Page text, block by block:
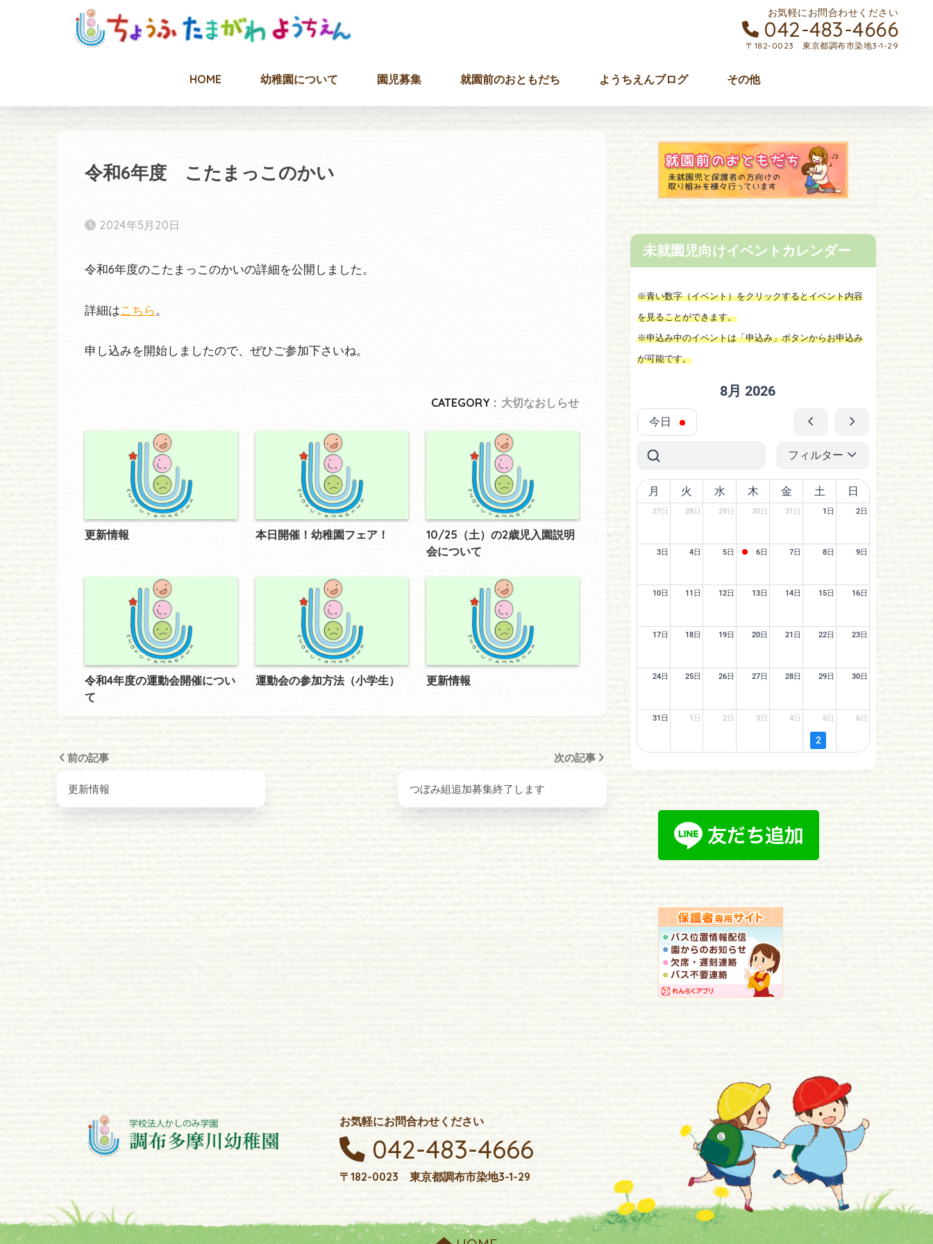
HOME 幼稚園について 園児募集 就園前のおともだち ようちえんブログ その他
お気軽にお問合わせください
042-483-4666
〒182-0023 東京都調布市染地3-1-29
令和6年度 こたまっこのかい
2024年5月20日
令和6年度のこたまっこのかいの詳細を公開しました。
詳細はこちら。
申し込みを開始しましたので、ぜひご参加下さいね。
CATEGORY : 大切なおしらせ
更新情報 本日開催！幼稚園フェア！
10/25（土）の2歳児入園説明
会について
令和4年度の運動会開催につい
て
運動会の参加方法（小学生） 更新情報
前の記事
更新情報
次の記事
つぼみ組追加募集終了します
未就園児向けイベントカレンダー
※青い数字（イベント）をクリックするとイベント内容
を見ることができます。
※申込み中のイベントは「申込み」ボタンからお申込み
が可能です。
今日
8月 2026
フィルター
月 火 水 木 金 土 日
27日 28日 29日 30日 31日 1日 2日
3日 4日 5日 6日 7日 8日 9日
10日 11日 12日 13日 14日 15日 16日
17日 18日 19日 20日 21日 22日 23日
24日 25日 26日 27日 28日 29日 30日
31日 1日 2日 3日 4日 5日
2
6日
お気軽にお問合わせください
042-483-4666
〒182-0023 東京都調布市染地3-1-29